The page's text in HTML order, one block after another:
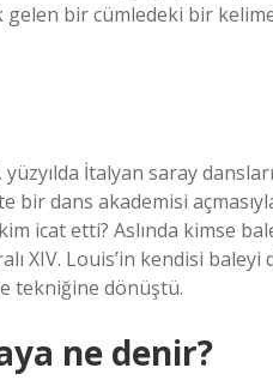
bir cümledeki bir
İtalyan saray
bir dans akademisi
icat etti? Aslında kimse
XIV. Louis’in kendisi baleyi
tekniğine dönüştü.
ne denir?